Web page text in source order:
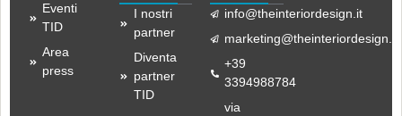
Eventi
TID
Area
press
I nostri
partner
Diventa
partner
TID
info@theinteriordesign.it
marketing@theinteriordesign.it
+39
3394988784
via